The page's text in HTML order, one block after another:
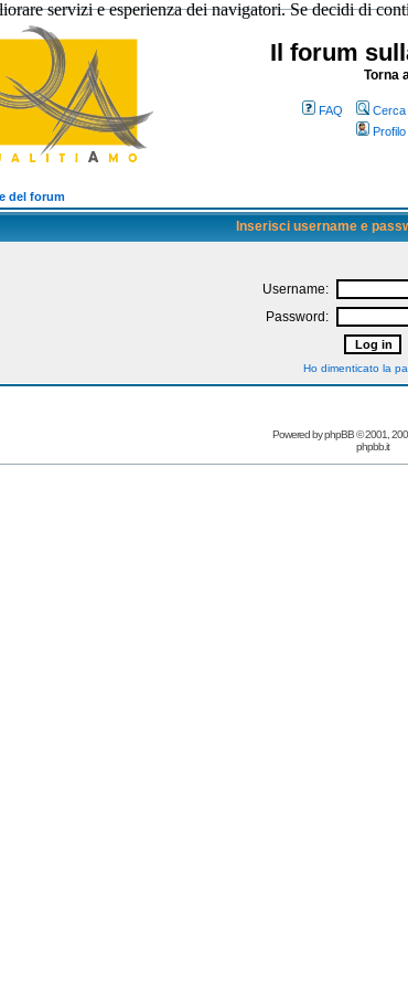
Il forum
Torna
FAQ Cerca
Profilo
del forum
Inserisci username e
Username:
Password:
Ho dimenticato la
Powered byphpBB© 2001,
phpbb.it
servizi e esperienza dei navigatori. Se decidi di